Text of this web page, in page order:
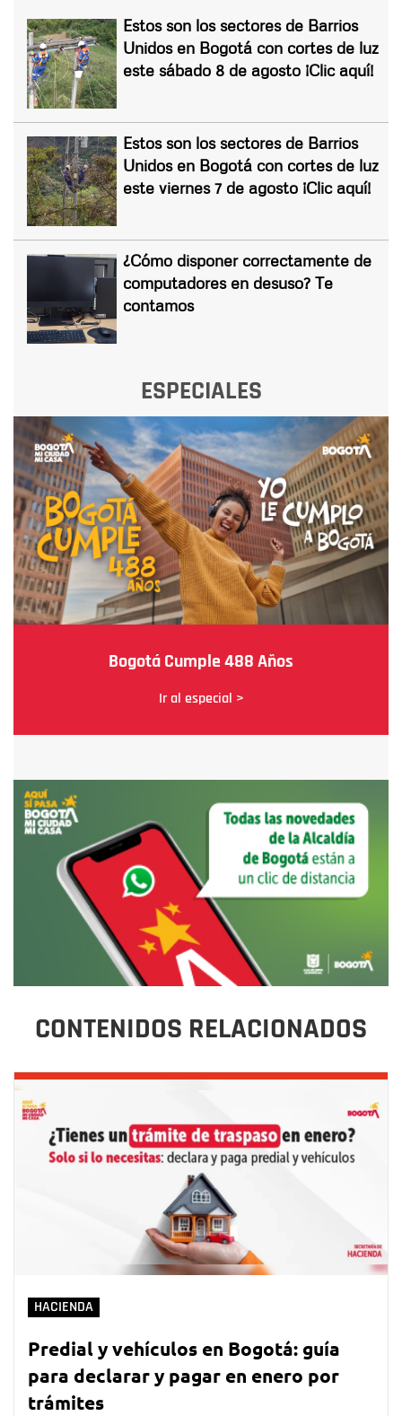
Estos son los sectores de Barrios
Unidos en Bogotá con cortes de luz
este sábado 8 de agosto ¡Clic aquí!
Estos son los sectores de Barrios
Unidos en Bogotá con cortes de luz
este viernes 7 de agosto ¡Clic aquí!
¿Cómo disponer correctamente de
computadores en desuso? Te
contamos
ESPECIALES
Bogotá Cumple 488 Años
Ir al especial >
CONTENIDOS RELACIONADOS
HACIENDA
Predial y vehículos en Bogotá: guía
para declarar y pagar en enero por
trámites